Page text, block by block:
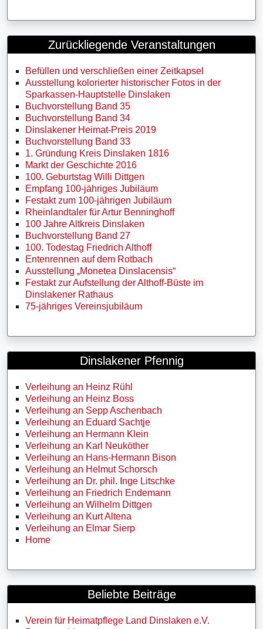
Zurückliegende Veranstaltungen
Befüllen und verschließen einer Zeitkapsel
Ausstellung kolorierter historischer Fotos in der
Sparkassen-Hauptstelle Dinslaken
Buchvorstellung Band 35
Buchvorstellung Band 34
Dinslakener Heimat-Preis 2019
Buchvorstellung Band 33
1. Gründung Kreis Dinslaken 1816
Markt der Geschichte 2016
100. Geburtstag Willi Dittgen
Empfang 100-jähriges Jubiläum
Festakt zum 100-jährigen Jubiläum
Rheinlandtaler für Artur Benninghoff
100 Jahre Altkreis Dinslaken
Buchvorstellung Band 27
100. Todestag Friedrich Althoff
Entenrennen auf dem Rotbach
Ausstellung „Monetea Dinslacensis“
Festakt zur Aufstellung der Althoff-Büste im
Dinslakener Rathaus
75-jähriges Vereinsjubiläum
Dinslakener Pfennig
Verleihung an Heinz Rühl
Verleihung an Heinz Boss
Verleihung an Sepp Aschenbach
Verleihung an Eduard Sachtje
Verleihung an Hermann Klein
Verleihung an Karl Neuköther
Verleihung an Hans-Hermann Bison
Verleihung an Helmut Schorsch
Verleihung an Dr. phil. Inge Litschke
Verleihung an Friedrich Endemann
Verleihung an Wilhelm Dittgen
Verleihung an Kurt Altena
Verleihung an Elmar Sierp
Home
Beliebte Beiträge
Verein für Heimatpflege Land Dinslaken e.V.